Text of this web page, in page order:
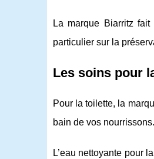
La marque Biarritz
particulier sur la
Les soins pour
Pour la toilette, la
bain de vos nourrissons.
L’eau nettoyante pour